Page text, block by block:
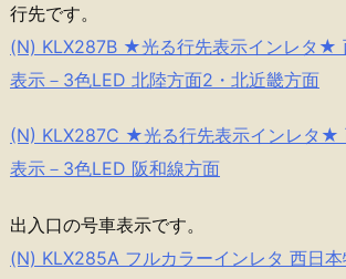
行先です。
(N) KLX287B ★光る行先表示インレタ★
表示－3色LED 北陸方面2・北近畿方面
(N) KLX287C ★光る行先表示インレタ★
表示－3色LED 阪和線方面
出入口の号車表示です。
(N) KLX285A フルカラーインレタ 西日